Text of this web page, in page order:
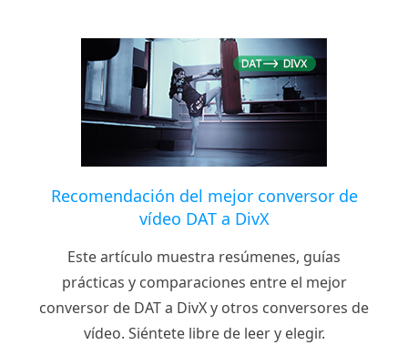
Recomendación del mejor conversor de
vídeo DAT a DivX
Este artículo muestra resúmenes, guías
prácticas y comparaciones entre el mejor
conversor de DAT a DivX y otros conversores de
vídeo. Siéntete libre de leer y elegir.